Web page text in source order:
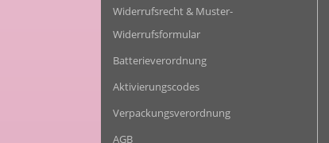
Widerrufsrecht & Muster-
Widerrufsformular
Batterieverordnung
Aktivierungscodes
Verpackungsverordnung
AGB